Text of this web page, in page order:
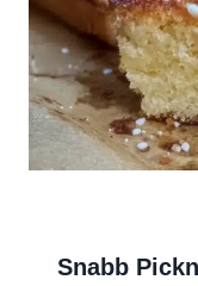
Snabb